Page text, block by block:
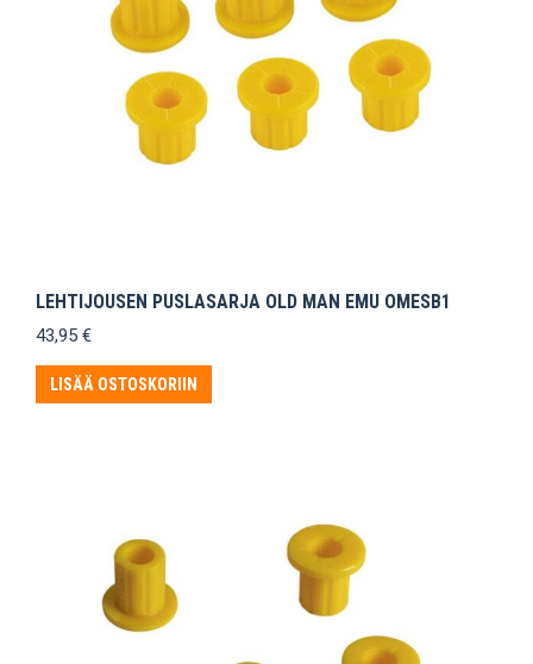
LEHTIJOUSEN PUSLASARJA OLD MAN EMU OMESB1
43,95 €
LISÄÄ OSTOSKORIIN